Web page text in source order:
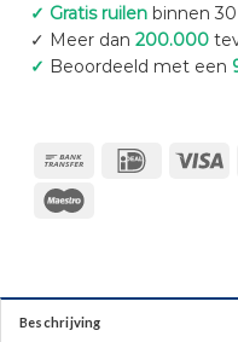
✓ Gratis ruilenbinnen
✓ Meer dan 200.000
✓ Beoordeeld met een
Beschrijving